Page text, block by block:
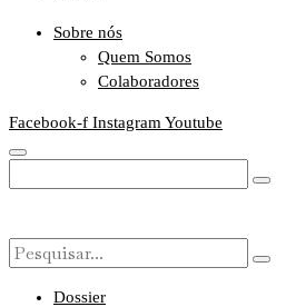
Sobre nós
Quem Somos
Colaboradores
Facebook-f Instagram Youtube
Dossier